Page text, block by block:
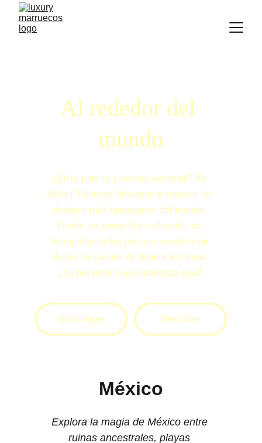
Al rededor del
mundo
¿Listo para tu próxima aventura? En
Aldarí Viajes te llevamos a conocer los
destinos más fascinantes del mundo.
Desde las maravillas culturales de
Europa hasta los paisajes exóticos de
Asia y la calidez de América Latina.
¡Tu próximo viaje comienza aquí!
aldariviajes Descubre
México
Explora la magia de México entre
ruinas ancestrales, playas